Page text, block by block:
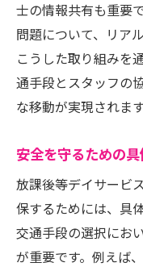
士の情報共有も重要
問題について、リア
こうした取り組みを
通手段とスタッフの
な移動が実現されます
安全を守るための
放課後等デイサービ
保するためには、具
交通手段の選択にお
が重要です。例えば